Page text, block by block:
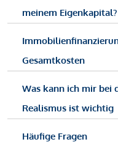
meinem
Gesamtkosten
Was kann ich mir bei
Realismus ist wichtig
Häufige Fragen